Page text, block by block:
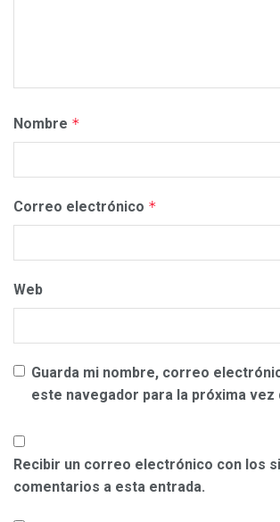
Nombre *
Correo electrónico *
Web
Guarda mi nombre, correo
este navegador para la próxima vez
Recibir un correo electrónico con los
comentarios a esta entrada.